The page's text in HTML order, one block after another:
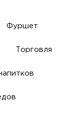
Фуршет
Торговля